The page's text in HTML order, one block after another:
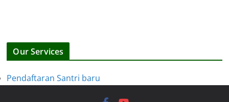
Our Services
Pendaftaran Santri baru